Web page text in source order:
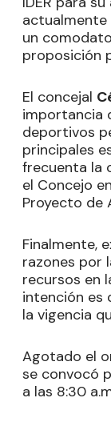
un
proposición
El concejal
importancia
deportivos
principales
frecuenta la
el Concejo
Proyecto de
Finalmente,
razones por
recursos en
intención es
la vigencia
Agotado el
se convocó
a las 8:30